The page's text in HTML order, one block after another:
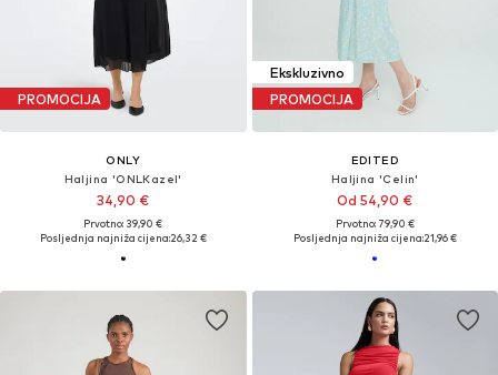
PROMOCIJA
ONLY
Haljina 'ONLKazel'
34,90 €
Prvotno: 39,90 €
Posljednja najniža cijena:26,32 €
Ekskluzivno
PROMOCIJA
EDITED
Haljina 'Celin'
Od 54,90 €
Prvotno: 79,90 €
Posljednja najniža cijena:21,96 €